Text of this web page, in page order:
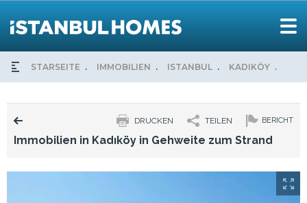
STARSEITE IMMOBILIEN ISTANBUL KADIKÖY
BERICHT
TEILEN
DRUCKEN
Immobilien in Kadıköy in Gehweite zum Strand